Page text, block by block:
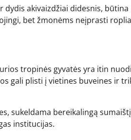
dydis akivaizdžiai didesnis, būtina
bet žmonėms neįprasti
tropinės gyvatės yra itin
gali plisti į vietines buveines ir
sukeldama bereikalingą
institucijas.